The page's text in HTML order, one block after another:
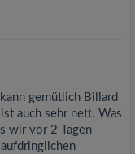
gemütlich Billard
auch sehr nett. Was
wir vor 2 Tagen